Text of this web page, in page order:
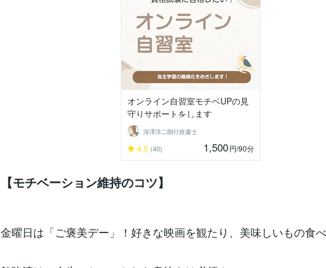
オンライン自習室モチベUPの見
守りサポートをします
深澤洋二朗行政書士
4.5 (40) 1,500円/90分
【モチベーション維持のコツ】
金曜日は「ご褒美デー」！好きな映画を観たり、美味しいもの食